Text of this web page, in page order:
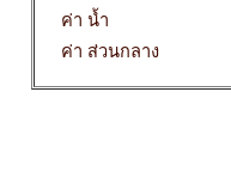
ค่า น้ำ
ค่า ส่วนกลาง